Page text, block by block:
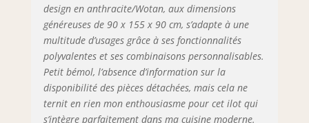
H90cm x P90cm x L155cm, ce meuble
est conçu pour offrir un grand
espace de rangement sans être
encombrant. Ses dimensions sont
idéales pour s'adapter à différentes
configurations de cuisine, offrant
une surface spacieuse pour travailler
et manger sans prendre trop de
design en anthracite/Wotan, aux dimensions
généreuses de 90 x 155 x 90 cm, s’adapte à une
multitude d’usages grâce à ses fonctionnalités
polyvalentes et ses combinaisons personnalisables.
Petit bémol, l’absence d’information sur la
disponibilité des pièces détachées, mais cela ne
ternit en rien mon enthousiasme pour cet ilot qui
s’intègre parfaitement dans ma cuisine moderne.